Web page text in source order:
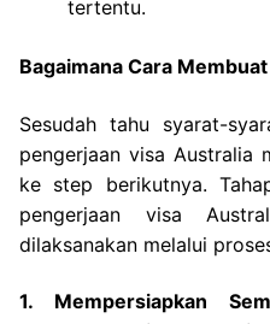
tertentu.
Bagaimana Cara
Sesudah tahu syarat-
pengerjaan visa Australia
ke step berikutnya.
pengerjaan visa
dilaksanakan melalui
1. Mempersiapkan